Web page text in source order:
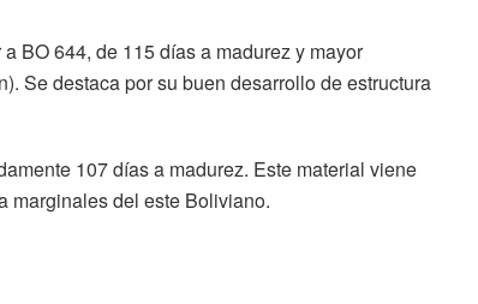
BO 644, de 115 días a madurez y mayor
Se destaca por su buen desarrollo de estructura
107 días a madurez. Este material viene
marginales del este Boliviano.